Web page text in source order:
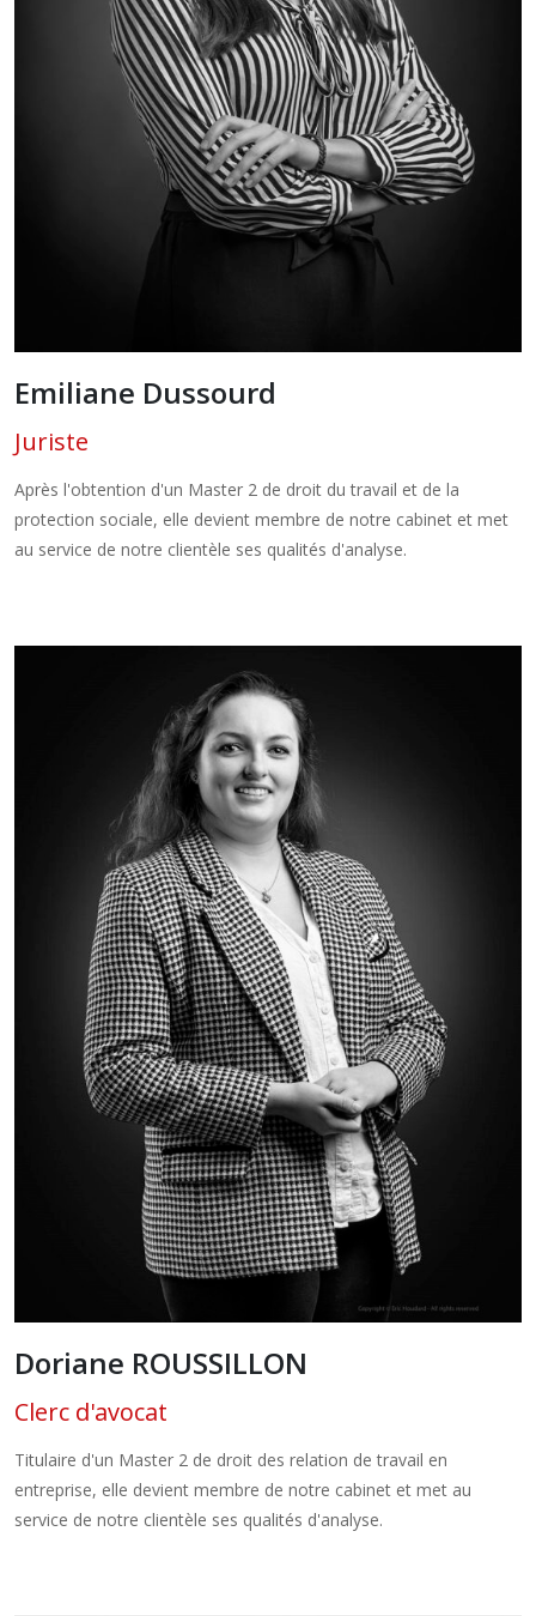
Emiliane Dussourd
Juriste
Après l'obtention d'un Master 2 de droit du travail et de la
protection sociale, elle devient membre de notre cabinet et met
au service de notre clientèle ses qualités d'analyse.
Doriane ROUSSILLON
Clerc d'avocat
Titulaire d'un Master 2 de droit des relation de travail en
entreprise, elle devient membre de notre cabinet et met au
service de notre clientèle ses qualités d'analyse.